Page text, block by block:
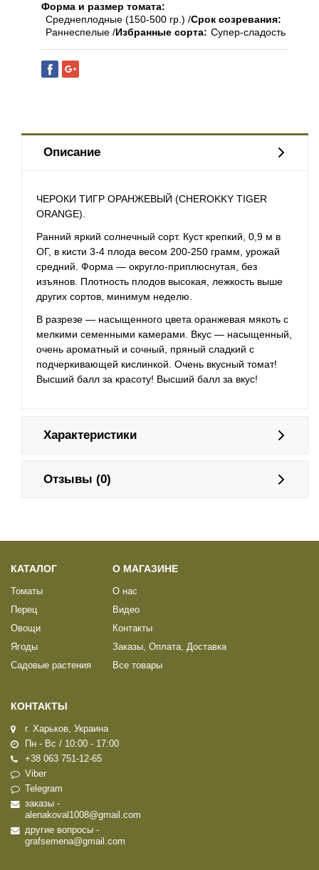
Форма и размер томата
Среднеплодные (150-500 гр.) Срок созревания
Раннеспелые Избранные сорта Супер-сладость
Описание
ЧЕРОКИ ТИГР ОРАНЖЕВЫЙ (CHEROKKY TIGER
ORANGE).
Ранний яркий солнечный сорт. Куст крепкий, 0,9 м в
ОГ, в кисти 3-4 плода весом 200-250 грамм, урожай
средний. Форма — округло-приплюснутая, без
изъянов. Плотность плодов высокая, лежкость выше
других сортов, минимум неделю.
В разрезе — насыщенного цвета оранжевая мякоть с
мелкими семенными камерами. Вкус — насыщенный,
очень ароматный и сочный, пряный сладкий с
подчеркивающей кислинкой. Очень вкусный томат!
Высший балл за красоту! Высший балл за вкус!
Характеристики
Отзывы (0)
КАТАЛОГ
Томаты
Перец
Овощи
Ягоды
Садовые растения
О МАГАЗИНЕ
О нас
Видео
Контакты
Заказы, Оплата, Доставка
Все товары
КОНТАКТЫ
г. Харьков, Украина
Пн - Вс / 10:00 - 17:00
+38 063 751-12-65
Viber
Telegram
заказы -
alenakoval1008@gmail.com
другие вопросы -
grafsemena@gmail.com